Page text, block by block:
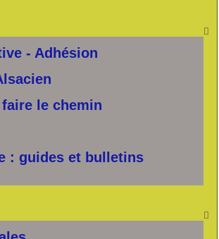

- Adhésion
le chemin
: guides et bulletins
